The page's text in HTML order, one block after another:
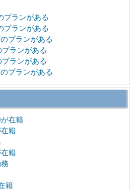
プランがある
プランがある
プランがある
ランがある
ランがある
プランがある
在籍
籍
籍
籍